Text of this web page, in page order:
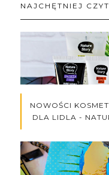
NAJCHĘTNIEJ
NOWOŚCI
DLA LIDLA -